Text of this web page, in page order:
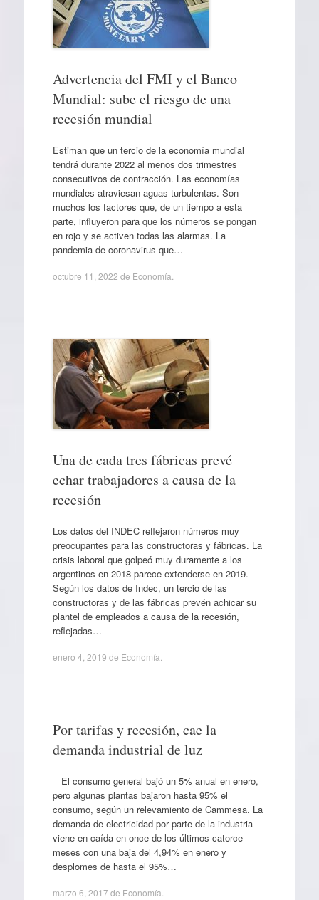
Advertencia del FMI y el Banco
Mundial: sube el riesgo de una
recesión mundial
Estiman que un tercio de la economía mundial
tendrá durante 2022 al menos dos trimestres
consecutivos de contracción. Las economías
mundiales atraviesan aguas turbulentas. Son
muchos los factores que, de un tiempo a esta
parte, influyeron para que los números se pongan
en rojo y se activen todas las alarmas. La
pandemia de coronavirus que…
octubre 11, 2022 de Economía
Una de cada tres fábricas prevé
echar trabajadores a causa de la
recesión
Los datos del INDEC reflejaron números muy
preocupantes para las constructoras y fábricas. La
crisis laboral que golpeó muy duramente a los
argentinos en 2018 parece extenderse en 2019.
Según los datos de Indec, un tercio de las
constructoras y de las fábricas prevén achicar su
plantel de empleados a causa de la recesión,
reflejadas…
enero 4, 2019 de Economía
Por tarifas y recesión, cae la
demanda industrial de luz
El consumo general bajó un 5% anual en enero,
pero algunas plantas bajaron hasta 95% el
consumo, según un relevamiento de Cammesa. La
demanda de electricidad por parte de la industria
viene en caída en once de los últimos catorce
meses con una baja del 4,94% en enero y
desplomes de hasta el 95%…
marzo 6, 2017 de Economía